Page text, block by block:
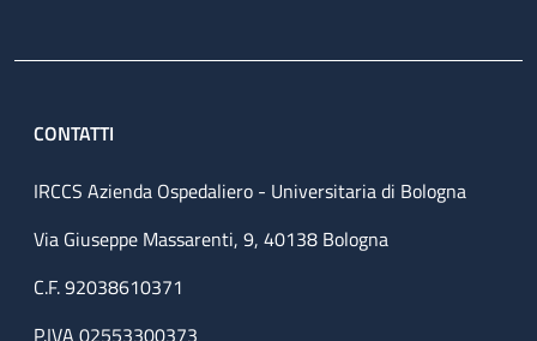
CONTATTI
IRCCS Azienda Ospedaliero - Universitaria di Bologna
Via Giuseppe Massarenti, 9, 40138 Bologna
C.F. 92038610371
P.IVA 02553300373